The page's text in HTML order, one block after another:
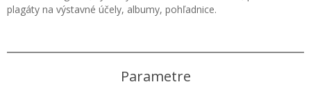
plagáty na výstavné účely, albumy, pohľadnice.
Parametre